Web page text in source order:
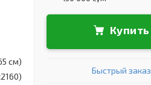
см)
Купить
Быстрый заказ